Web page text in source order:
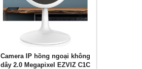
Camera IP hồng ngoại không
dây 2.0 Megapixel EZVIZ C1C